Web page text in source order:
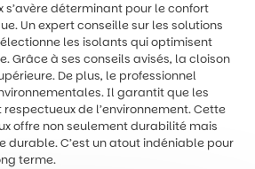
s’avère déterminant pour le confort
Un expert conseille sur les solutions
les isolants qui optimisent
Grâce à ses conseils avisés, la cloison
De plus, le professionnel
Il garantit que les
de l’environnement. Cette
offre non seulement durabilité mais
durable. C’est un atout indéniable pour
terme.